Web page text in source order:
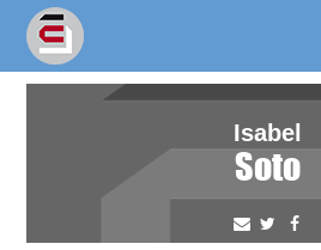
Isabel
Soto